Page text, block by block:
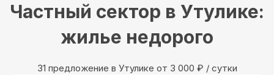
Частный сектор в Утулике:
жилье недорого
31 предложение в Утулике oт 3 000 ₽ / сутки